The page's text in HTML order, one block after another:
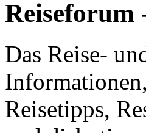
Reiseforum
Das Reise-
Reisetipps,